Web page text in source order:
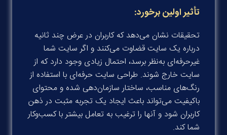
تأثیر اولین برخورد:
تحقیقات نشان می‌دهد که کاربران در عرض چند ثانیه
درباره یک سایت قضاوت می‌کنند و اگر سایت شما
غیرحرفه‌ای به‌نظر برسد، احتمال زیادی وجود دارد که از
سایت خارج شوند. طراحی سایت حرفه‌ای با استفاده از
رنگ‌های مناسب، ساختار سازمان‌دهی شده و محتوای
باکیفیت می‌تواند باعث ایجاد یک تجربه مثبت در ذهن
کاربران شود و آنها را ترغیب به تعامل بیشتر با کسب‌وکار
شما کند.